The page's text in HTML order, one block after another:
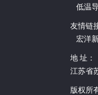
低温
友情链
宏洋
地 址：
江苏省
版权所